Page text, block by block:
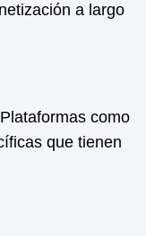
a largo
como
que tienen